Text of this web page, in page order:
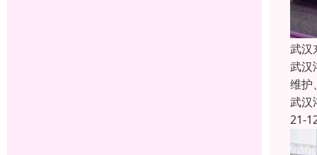
武汉
武汉
维护
武汉
21-